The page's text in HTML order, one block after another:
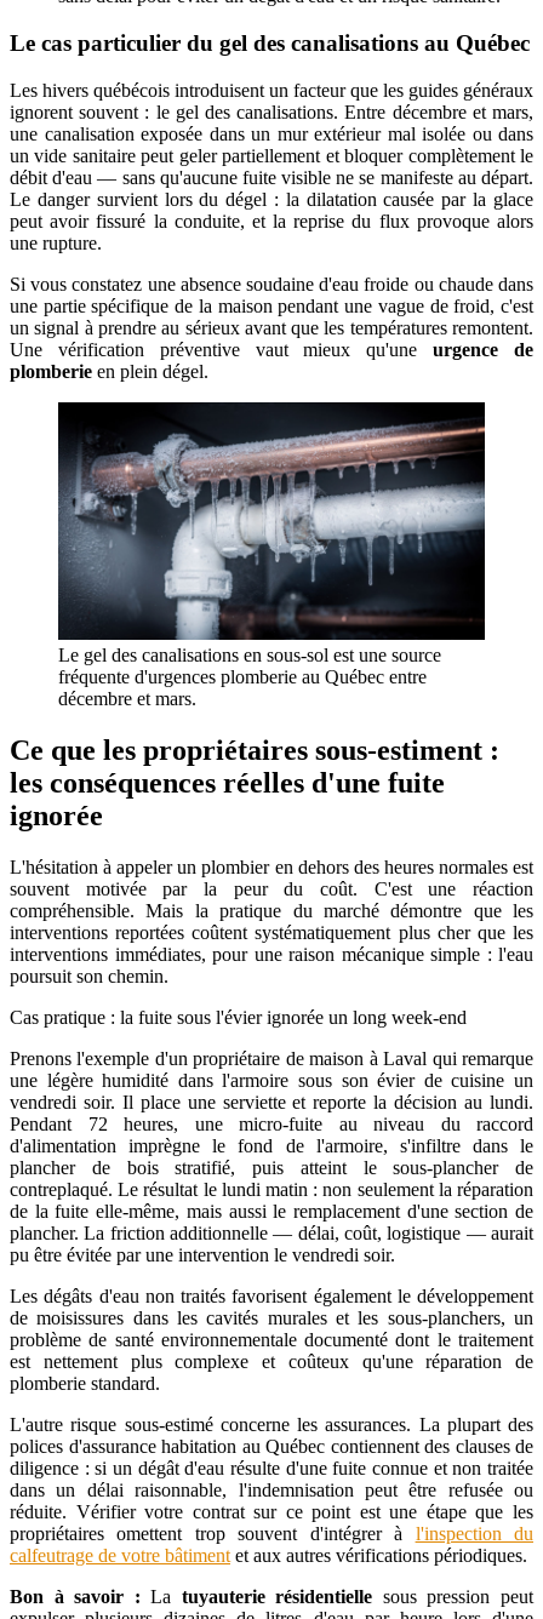
Le cas particulier du gel des canalisations au Québec
Les hivers québécois introduisent un facteur que les guides généraux
ignorent souvent : le gel des canalisations. Entre décembre et mars,
une canalisation exposée dans un mur extérieur mal isolée ou dans
un vide sanitaire peut geler partiellement et bloquer complètement le
débit d'eau — sans qu'aucune fuite visible ne se manifeste au départ.
Le danger survient lors du dégel : la dilatation causée par la glace
peut avoir fissuré la conduite, et la reprise du flux provoque alors
une rupture.
Si vous constatez une absence soudaine d'eau froide ou chaude dans
une partie spécifique de la maison pendant une vague de froid, c'est
un signal à prendre au sérieux avant que les températures remontent.
Une vérification préventive vaut mieux qu'uneurgence de
plomberie en plein dégel.
Le gel des canalisations en sous-sol est une source
fréquente d'urgences plomberie au Québec entre
décembre et mars.
Ce que les propriétaires sous-estiment :
les conséquences réelles d'une fuite
ignorée
L'hésitation à appeler un plombier en dehors des heures normales est
souvent motivée par la peur du coût. C'est une réaction
compréhensible. Mais la pratique du marché démontre que les
interventions reportées coûtent systématiquement plus cher que les
interventions immédiates, pour une raison mécanique simple : l'eau
poursuit son chemin.
Cas pratique : la fuite sous l'évier ignorée un long week-end
Prenons l'exemple d'un propriétaire de maison à Laval qui remarque
une légère humidité dans l'armoire sous son évier de cuisine un
vendredi soir. Il place une serviette et reporte la décision au lundi.
Pendant 72 heures, une micro-fuite au niveau du raccord
d'alimentation imprègne le fond de l'armoire, s'infiltre dans le
plancher de bois stratifié, puis atteint le sous-plancher de
contreplaqué. Le résultat le lundi matin : non seulement la réparation
de la fuite elle-même, mais aussi le remplacement d'une section de
plancher. La friction additionnelle — délai, coût, logistique — aurait
pu être évitée par une intervention le vendredi soir.
Les dégâts d'eau non traités favorisent également le développement
de moisissures dans les cavités murales et les sous-planchers, un
problème de santé environnementale documenté dont le traitement
est nettement plus complexe et coûteux qu'une réparation de
plomberie standard.
L'autre risque sous-estimé concerne les assurances. La plupart des
polices d'assurance habitation au Québec contiennent des clauses de
diligence : si un dégât d'eau résulte d'une fuite connue et non traitée
dans un délai raisonnable, l'indemnisation peut être refusée ou
réduite. Vérifier votre contrat sur ce point est une étape que les
propriétaires omettent trop souvent d'intégrer à l'inspection du
calfeutrage de votre bâtiment et aux autres vérifications périodiques.
Bon à savoir : La tuyauterie résidentielle sous pression peut